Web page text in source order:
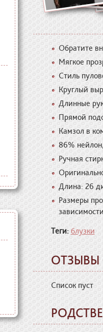
Обратите
Мягкое
Стиль
Круглый
Длинные
Прямой
Камзол в
86%
Ручная
Длина: 26
Размеры
Теги: блузки
ОТЗЫВЫ
Список пуст